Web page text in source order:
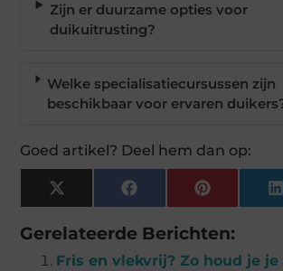
Zijn er duurzame opties voor
duikuitrusting?
Welke specialisatiecursussen zijn
beschikbaar voor ervaren
Goed artikel? Deel hem dan op:
X
(Twitter)
FacebookPinterest
Gerelateerde Berichten:
Fris en vlekvrij? Zo houd je je